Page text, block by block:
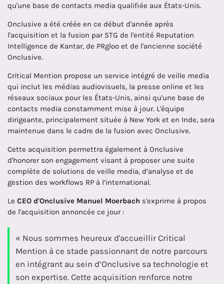
qu'une base de contacts media qualifiée aux États-Unis.
Onclusive a été créée en ce début d'année après
l'acquisition et la fusion par STG de l'entité Reputation
Intelligence de Kantar, de PRgloo et de l'ancienne société
Onclusive.
Critical Mention propose un service intégré de veille media
qui inclut les médias audiovisuels, la presse online et les
réseaux sociaux pour les États-Unis, ainsi qu'une base de
contacts media constamment mise à jour. L'équipe
dirigeante, principalement située à New York et en Inde, sera
maintenue dans le cadre de la fusion avec Onclusive.
Cette acquisition permettra également à Onclusive
d'honorer son engagement visant à proposer une suite
complète de solutions de veille media, d’analyse et de
gestion des workflows RP à l’international.
Le CEO d'Onclusive Manuel Moerbach s'exprime à propos
de l'acquisition annoncée ce jour :
« Nous sommes heureux d'accueillir Critical
Mention à ce stade passionnant de notre parcours
en intégrant au sein d’Onclusive sa technologie et
son expertise. Cette acquisition renforce notre